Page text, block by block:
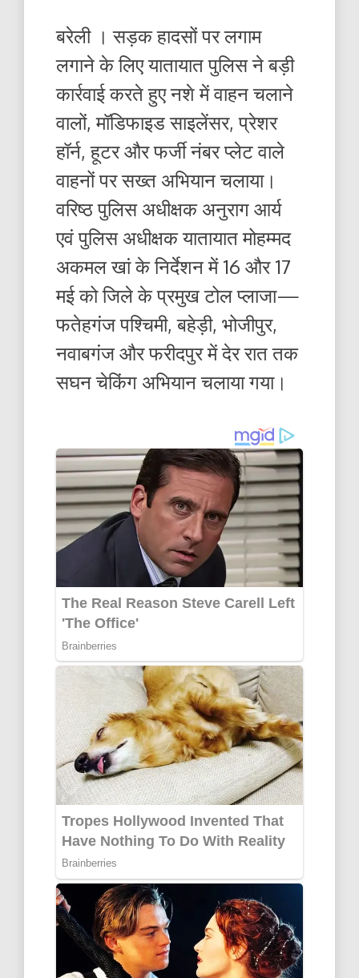
बरेली । सड़क हादसों पर लगाम
लगाने के लिए यातायात पुलिस ने बड़ी
कार्रवाई करते हुए नशे में वाहन चलाने
वालों, मॉडिफाइड साइलेंसर, प्रेशर
हॉर्न, हूटर और फर्जी नंबर प्लेट वाले
वाहनों पर सख्त अभियान चलाया।
वरिष्ठ पुलिस अधीक्षक अनुराग आर्य
एवं पुलिस अधीक्षक यातायात मोहम्मद
अकमल खां के निर्देशन में 16 और 17
मई को जिले के प्रमुख टोल प्लाजा—
फतेहगंज पश्चिमी, बहेड़ी, भोजीपुर,
नवाबगंज और फरीदपुर में देर रात तक
सघन चेकिंग अभियान चलाया गया।